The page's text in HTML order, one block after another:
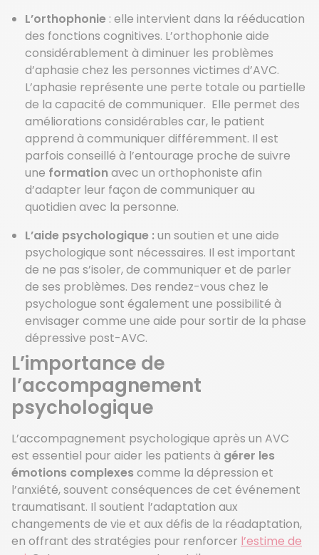
L’orthophonie : elle intervient dans la rééducation
des fonctions cognitives. L’orthophonie aide
considérablement à diminuer les problèmes
d’aphasie chez les personnes victimes d’AVC.
L’aphasie représente une perte totale ou partielle
de la capacité de communiquer. Elle permet des
améliorations considérables car, le patient
apprend à communiquer différemment. Il est
parfois conseillé à l’entourage proche de suivre
une formationavec un orthophoniste afin
d’adapter leur façon de communiquer au
quotidien avec la personne.
L’aide psychologique :un soutien et une aide
psychologique sont nécessaires. Il est important
de ne pas s’isoler, de communiquer et de parler
de ses problèmes. Des rendez-vous chez le
psychologue sont également une possibilité à
envisager comme une aide pour sortir de la phase
dépressive post-AVC.
L’importance de
l’accompagnement
psychologique
L’accompagnement psychologique après un AVC
est essentiel pour aider les patients à gérer les
émotions complexescomme la dépression et
l’anxiété, souvent conséquences de cet événement
traumatisant. Il soutient l’adaptation aux
changements de vie et aux défis de la réadaptation,
en offrant des stratégies pour renforcer l’estime de